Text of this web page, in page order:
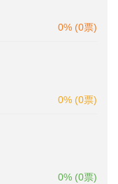
0% (0票)
0% (0票)
0% (0票)